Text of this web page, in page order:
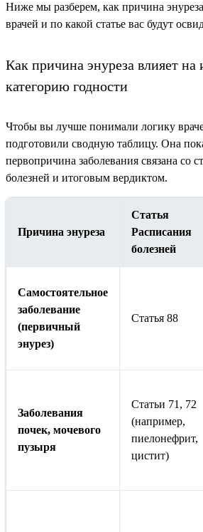
Ниже мы разберем, как причина
врачей и по какой статье вас будут
Как причина энуреза влияет на
категорию годности
Чтобы вы лучше понимали логику
подготовили сводную таблицу. Она
первопричина заболевания связана со
болезней и итоговым вердиктом.
Причина энуреза
Статья
Расписания
болезней
Самостоятельное
заболевание
(первичный
энурез)
Статья 88
Заболевания
почек, мочевого
пузыря
Статьи 71, 72
(например,
пиелонефрит,
цистит)